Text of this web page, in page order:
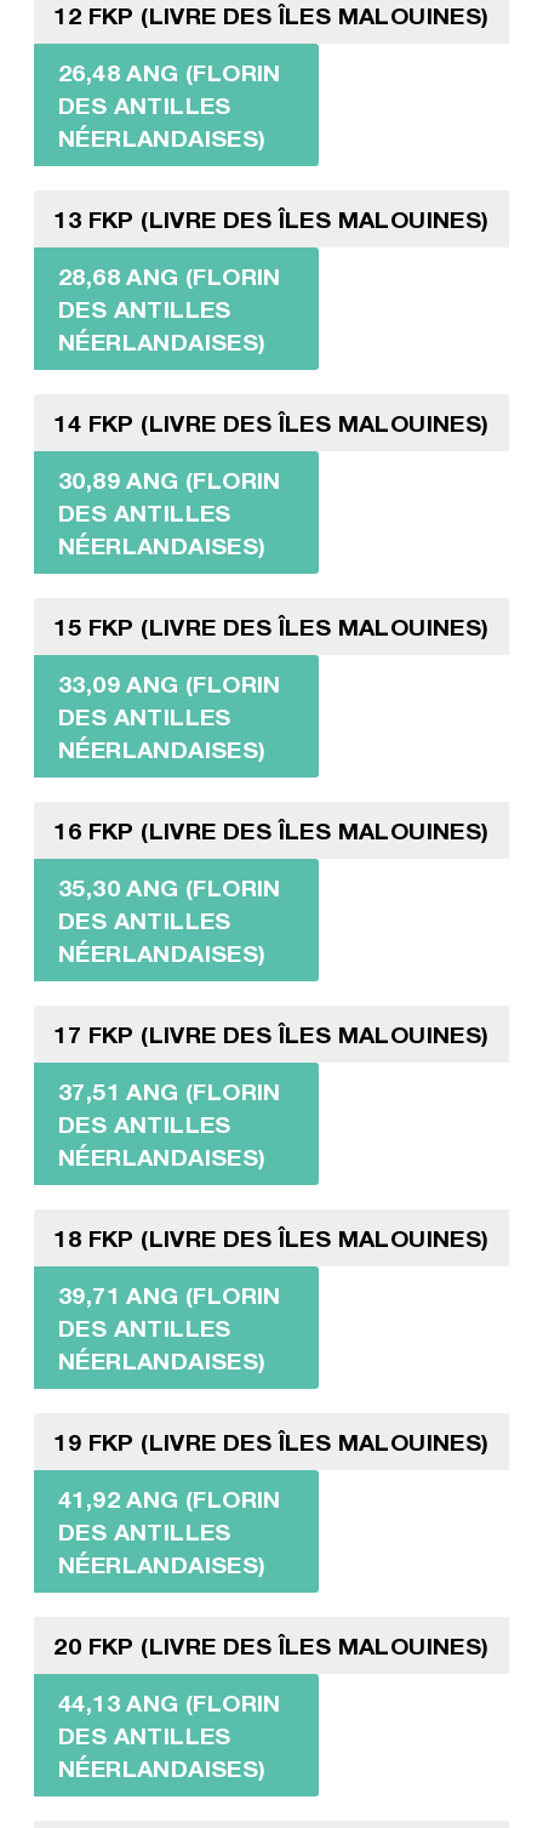
12 FKP (LIVRE DES ÎLES MALOUINES)
26,48 ANG (FLORIN
DES ANTILLES
NÉERLANDAISES)
13 FKP (LIVRE DES ÎLES MALOUINES)
28,68 ANG (FLORIN
DES ANTILLES
NÉERLANDAISES)
14 FKP (LIVRE DES ÎLES MALOUINES)
30,89 ANG (FLORIN
DES ANTILLES
NÉERLANDAISES)
15 FKP (LIVRE DES ÎLES MALOUINES)
33,09 ANG (FLORIN
DES ANTILLES
NÉERLANDAISES)
16 FKP (LIVRE DES ÎLES MALOUINES)
35,30 ANG (FLORIN
DES ANTILLES
NÉERLANDAISES)
17 FKP (LIVRE DES ÎLES MALOUINES)
37,51 ANG (FLORIN
DES ANTILLES
NÉERLANDAISES)
18 FKP (LIVRE DES ÎLES MALOUINES)
39,71 ANG (FLORIN
DES ANTILLES
NÉERLANDAISES)
19 FKP (LIVRE DES ÎLES MALOUINES)
41,92 ANG (FLORIN
DES ANTILLES
NÉERLANDAISES)
20 FKP (LIVRE DES ÎLES MALOUINES)
44,13 ANG (FLORIN
DES ANTILLES
NÉERLANDAISES)